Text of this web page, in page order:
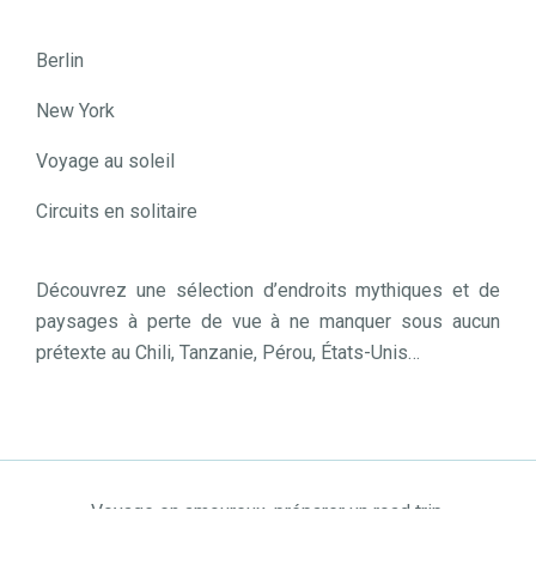
Berlin
New York
Voyage au soleil
Circuits en solitaire
Découvrez une sélection d’endroits mythiques et de
paysages à perte de vue à ne manquer sous aucun
prétexte au Chili, Tanzanie, Pérou, États-Unis…
Voyage en amoureux, préparer un road trip.